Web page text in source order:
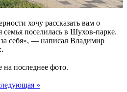
хочу рассказать вам о
семья поселилась в Шухов-парке.
себя», — написал Владимир
на последнее фото.
»